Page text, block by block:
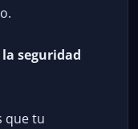
seguridad
que tu